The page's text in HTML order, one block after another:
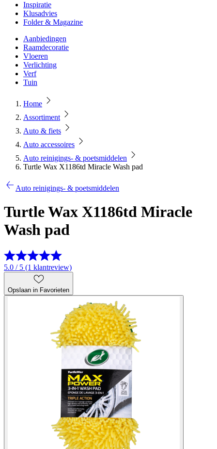
Inspiratie
Klusadvies
Folder & Magazine
Aanbiedingen
Raamdecoratie
Vloeren
Verlichting
Verf
Tuin
Home
Assortiment
Auto & fiets
Auto accessoires
Auto reinigings- & poetsmiddelen
Turtle Wax X1186td Miracle Wash pad
Auto reinigings- & poetsmiddelen
Turtle Wax X1186td Miracle
Wash pad
5.0 / 5 (1 klantreview)
Opslaan in Favorieten